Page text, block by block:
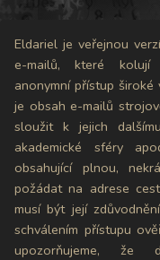
Eldariel je veřejnou
e-mailů, které kolují
anonymní přístup
je obsah e-mailů
sloužit k jejich
akademické sféry
obsahující plnou,
požádat na adrese
musí být její
schválením přístupu
upozorňujeme, že